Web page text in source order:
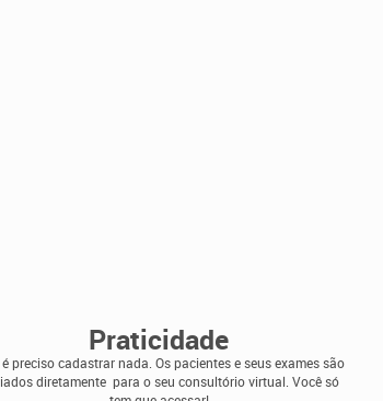
Praticidade
preciso cadastrar nada. Os pacientes e seus exames são
diretamente para o seu consultório virtual. Você só